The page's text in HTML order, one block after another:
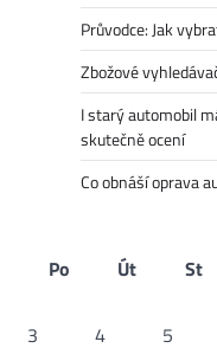
Průvodce: Jak
Zbožové
I starý automobil
skutečně ocení
Co obnáší oprava
Po
Út St
3
4 5